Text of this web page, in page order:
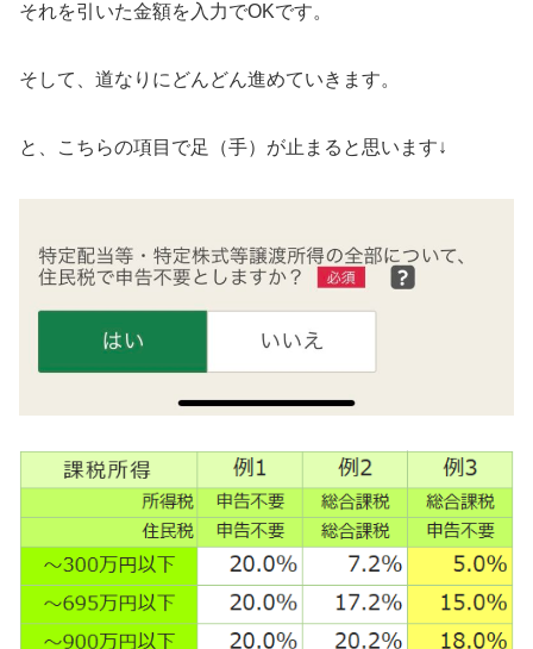
それを引いた金額を入力でOKです。
そして、道なりにどんどん進めていきます。
と、こちらの項目で足（手）が止まると思います↓